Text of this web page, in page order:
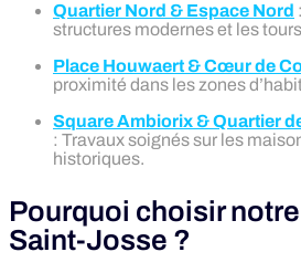
Quartier Nord & Espace Nord
structures modernes et les
Place Houwaert & Cœur de
proximité dans les zones
Square Ambiorix & Quartier
: Travaux soignés sur les
historiques.
Pourquoi choisir
Saint-Josse ?